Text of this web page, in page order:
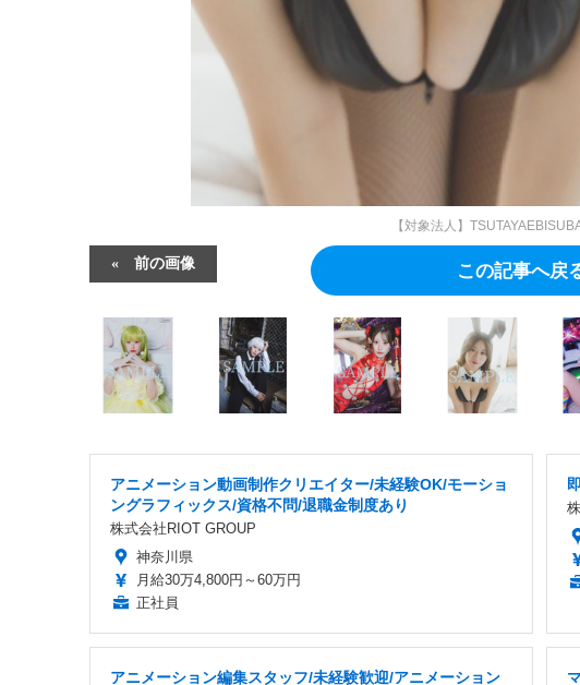
【対象法人】
前の画像 この記事へ戻
アニメーション動画制作クリエイター/未経験OK/モーショ
ングラフィックス/資格不問/退職金制度あり
株式会社RIOT GROUP
神奈川県
月給30万4,800円～60万円
正社員
アニメーション編集スタッフ/未経験歓迎/アニメーション